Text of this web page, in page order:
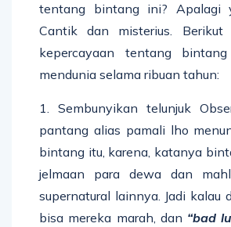
tentang bintang ini? Apalagi
Cantik dan misterius.
kepercayaan tentang
mendunia selama ribuan tahun:
1. Sembunyikan telunjuk
pantang alias pamali lho
bintang itu, karena, katanya
jelmaan para dewa dan
supernatural lainnya. Jadi kalau
bisa mereka marah, dan “bad